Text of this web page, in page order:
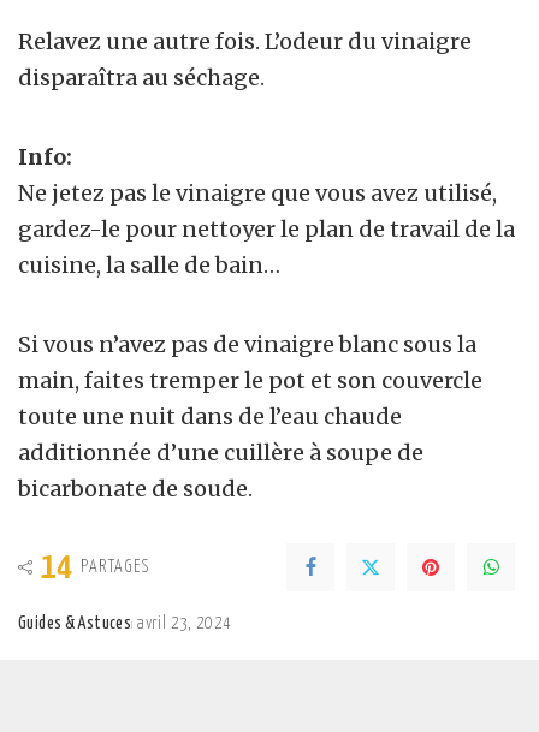
Relavez une autre fois. L’odeur du vinaigre
disparaîtra au séchage.
Info:
Ne jetez pas le vinaigre que vous avez utilisé,
gardez-le pour nettoyer le plan de travail de la
cuisine, la salle de bain…
Si vous n’avez pas de vinaigre blanc sous la
main, faites tremper le pot et son couvercle
toute une nuit dans de l’eau chaude
additionnée d’une cuillère à soupe de
bicarbonate de soude.
14 PARTAGES
Guides & Astuces avril 23, 2024